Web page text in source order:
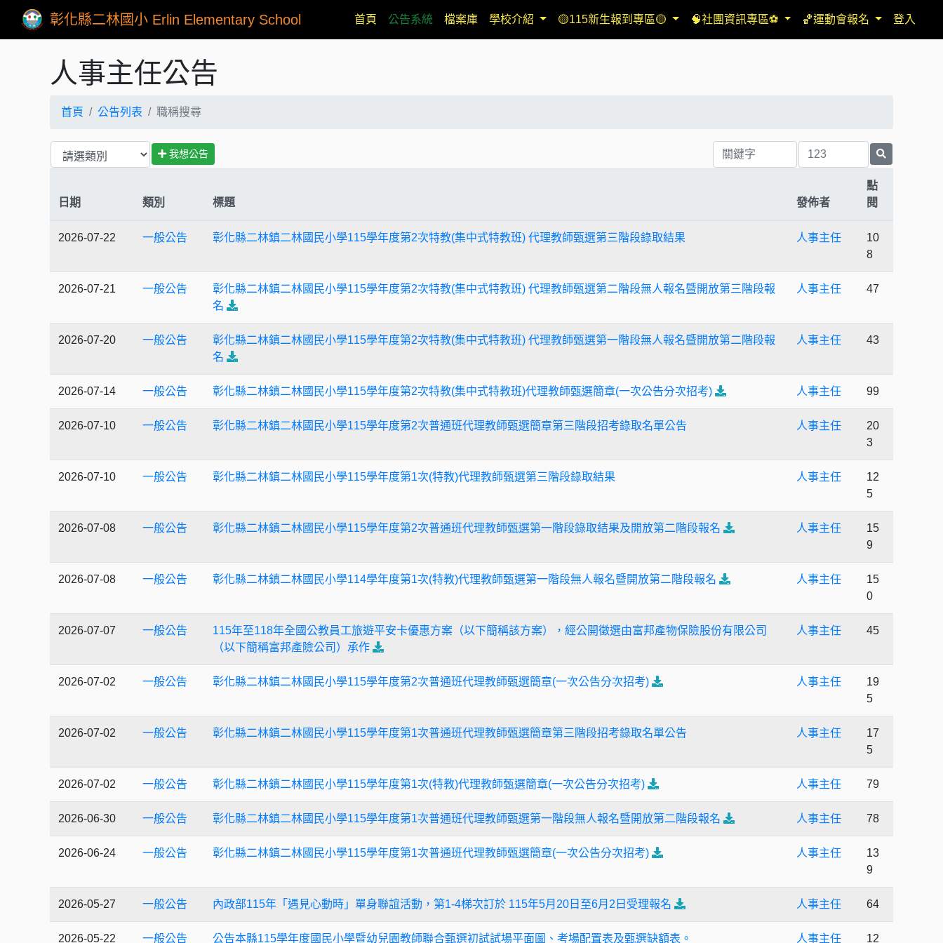
彰化縣二林國小 Erlin Elementary School 首頁 (current)
公告系統 檔案庫 學校介紹 🟡115新生報到專區🟡 🧠社團資訊專區⚽ 🏀運動會報名 登入
人事主任公告
首頁 公告列表 職稱搜尋
我想公告
日期 類別 標題 發佈者
點
閱
2026-07-22 一般公告 彰化縣二林鎮二林國民小學115學年度第2次特教(集中式特教班) 代理教師甄選第三階段錄取結果 人事主任
10
8
2026-07-21 一般公告
彰化縣二林鎮二林國民小學115學年度第2次特教(集中式特教班) 代理教師甄選第二階段無人報名暨開放第三階段報
名
人事主任 47
2026-07-20 一般公告
彰化縣二林鎮二林國民小學115學年度第2次特教(集中式特教班) 代理教師甄選第一階段無人報名暨開放第二階段報
名
人事主任 43
2026-07-14 一般公告 彰化縣二林鎮二林國民小學115學年度第2次特教(集中式特教班)代理教師甄選簡章(一次公告分次招考) 人事主任 99
2026-07-10 一般公告 彰化縣二林鎮二林國民小學115學年度第2次普通班代理教師甄選簡章第三階段招考錄取名單公告 人事主任
20
3
2026-07-10 一般公告 彰化縣二林鎮二林國民小學115學年度第1次(特教)代理教師甄選第三階段錄取結果 人事主任
12
5
2026-07-08 一般公告 彰化縣二林鎮二林國民小學115學年度第2次普通班代理教師甄選第一階段錄取結果及開放第二階段報名 人事主任
15
9
2026-07-08 一般公告 彰化縣二林鎮二林國民小學114學年度第1次(特教)代理教師甄選第一階段無人報名暨開放第二階段報名 人事主任
15
0
2026-07-07 一般公告
115年至118年全國公教員工旅遊平安卡優惠方案（以下簡稱該方案），經公開徵選由富邦產物保險股份有限公司
（以下簡稱富邦產險公司）承作
人事主任 45
2026-07-02 一般公告 彰化縣二林鎮二林國民小學115學年度第2次普通班代理教師甄選簡章(一次公告分次招考) 人事主任
19
5
2026-07-02 一般公告 彰化縣二林鎮二林國民小學115學年度第1次普通班代理教師甄選簡章第三階段招考錄取名單公告 人事主任
17
5
2026-07-02 一般公告 彰化縣二林鎮二林國民小學115學年度第1次(特教)代理教師甄選簡章(一次公告分次招考) 人事主任 79
2026-06-30 一般公告 彰化縣二林鎮二林國民小學115學年度第1次普通班代理教師甄選第一階段無人報名暨開放第二階段報名 人事主任 78
2026-06-24 一般公告 彰化縣二林鎮二林國民小學115學年度第1次普通班代理教師甄選簡章(一次公告分次招考) 人事主任
13
9
2026-05-27 一般公告 內政部115年「遇見心動時」單身聯誼活動，第1-4梯次訂於 115年5月20日至6月2日受理報名 人事主任 64
2026-05-22 一般公告 公告本縣115學年度國民小學暨幼兒園教師聯合甄選初試試場平面圖、考場配置表及甄選缺額表。 人事主任 12